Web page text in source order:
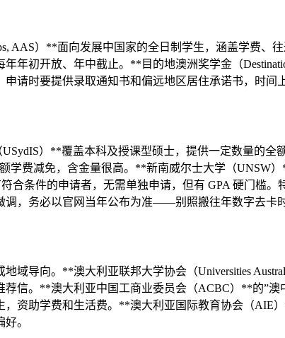
AAS）**面向发展中国家的全日制学生，涵盖学费
初开放、年中截止。**目的地澳洲奖学金（
请时要提供录取通知书和偏远地区居住承诺书，时间
）**覆盖本科及授课型硕士，提供一定数量的
费减免，含金量很高。**新南威尔士大学（UNSW
合条件的申请者，无需单独申请，但有 GPA 硬门槛
，务必以官网当年公布为准——别照搬往年数字去卡时
域导向。**澳大利亚联邦大学协会（Universities
信。**澳大利亚中国工商业委员会（ACBC）**的”
资助学费和生活费。**澳大利亚国际教育协会（AIE
。